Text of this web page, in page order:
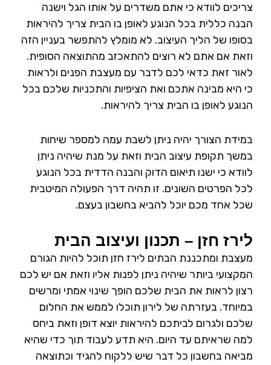
צריכים לוודא כי אתם משדרים על אותו הגל וישנה
הבנה כללית בכל הנוגע לאופן בו הבית צריך להיראות
בסופו של הליך העיצוב. לא מומלץ להתפשר בעניין הזה
וזאת אם אתם לא רוצים להתאכזב מהתוצאה הסופית.
לאור זאת כדאי לכם לדבר עם מעצבת הפנים ולראות
כי היא מבינה אתכם ואת הציפיות והתכניות שלכם בכל
הנוגע לאופן בו הבית צריך להיראות.
במידת הצורך יהיה ניתן לשבת עמה למספר שיחות
במשך תקופת עיצוב הבית וזאת על מנת שיהיה ניתן
לוודא כי ישנו תיאום הדוק והבנה הדדית בכל הנוגע
לכל הפרטים השונים. זו תהיה דרך הפעולה המיטבית
שכל אחד מכם יוכל להביא בחשבון בעצם.
לירז חזן – תכנון ועיצוב הבית
מעצבת ומתכננת הבתים לירז חזן תוכל להיות הגורם
המקצועי ביותר שיהיה ניתן לפנות אליו וזאת אם יש לכם
רצון לראות את הבית שלכם הופך שינוי אמתי ומרשים
במיוחד. בעזרתה של לירון תוכלו לממש את החלום
שלכם ולגרום לביתכם להיראות יוצא דופן וזאת ביחס
למה שראיתם עד היום. היא תדע לעבוד תוך כדי שהיא
מביאה בחשבון כל דבר שיש ללקוח להגיד וכתוצאה